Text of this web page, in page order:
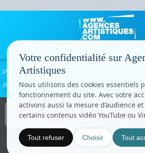
Politique de confidentialité
Paramètres cookies
Copyright ©
Tous droits
Votre confidentialité sur
Artistiques
Nous utilisons des cookies essentiels
fonctionnement du site. Avec votre
activons aussi la mesure d’audience
certains contenus vidéo YouTube ou
Tout refuser Choisir Tout